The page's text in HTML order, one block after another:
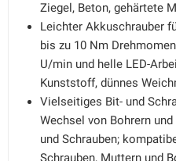
Ziegel, Beton, gehärtete
Leichter Akkuschrauber
bis zu 10 Nm
U/min und helle LED-
Kunststoff, dünnes
Vielseitiges Bit- und
Wechsel von Bohrern
und Schrauben;
Schrauben, Muttern und